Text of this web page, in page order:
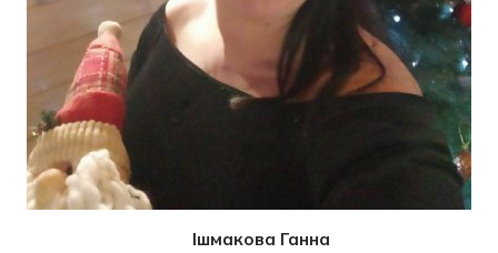
Ішмакова Ганна